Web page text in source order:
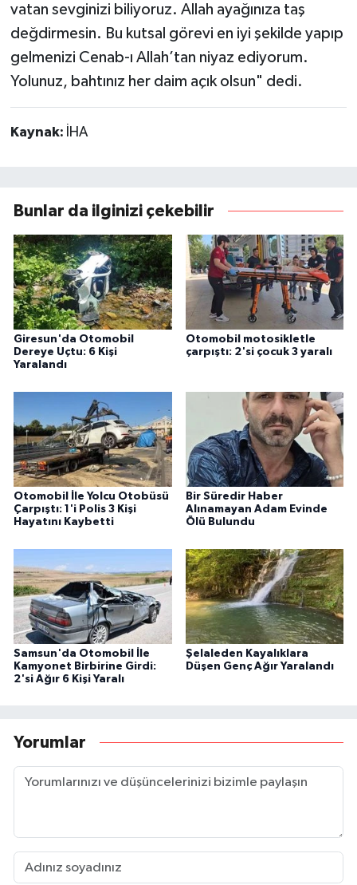
vatan sevginizi biliyoruz. Allah ayağınıza taş
değdirmesin. Bu kutsal görevi en iyi şekilde yapıp
gelmenizi Cenab-ı Allah’tan niyaz ediyorum.
Yolunuz, bahtınız her daim açık olsun" dedi.
Kaynak: İHA
Bunlar da ilginizi çekebilir
Giresun'da Otomobil
Dereye Uçtu: 6 Kişi
Yaralandı
Otomobil motosikletle
çarpıştı: 2'si çocuk 3 yaralı
Otomobil İle Yolcu Otobüsü
Çarpıştı: 1'i Polis 3 Kişi
Hayatını Kaybetti
Bir Süredir Haber
Alınamayan Adam Evinde
Ölü Bulundu
Samsun'da Otomobil İle
Kamyonet Birbirine Girdi:
2'si Ağır 6 Kişi Yaralı
Şelaleden Kayalıklara
Düşen Genç Ağır Yaralandı
Yorumlar